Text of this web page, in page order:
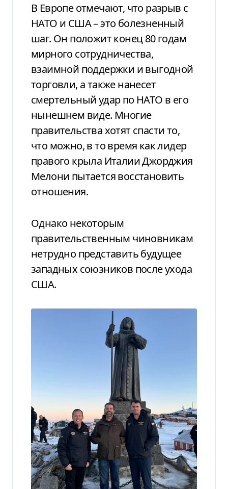
В Европе отмечают, что разрыв с
НАТО и США – это болезненный
шаг. Он положит конец 80 годам
мирного сотрудничества,
взаимной поддержки и выгодной
торговли, а также нанесет
смертельный удар по НАТО в его
нынешнем виде. Многие
правительства хотят спасти то,
что можно, в то время как лидер
правого крыла Италии Джорджия
Мелони пытается восстановить
отношения.
Однако некоторым
правительственным чиновникам
нетрудно представить будущее
западных союзников после ухода
США.